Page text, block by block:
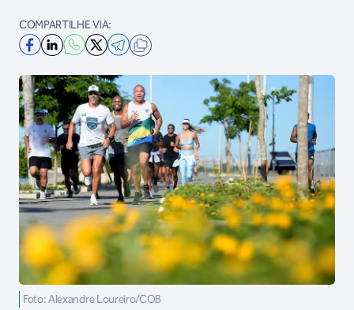
COMPARTILHE VIA:
Foto: Alexandre Loureiro/COB